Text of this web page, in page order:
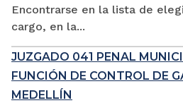
Encontrarse en la lista de
cargo, en la...
JUZGADO 041 PENAL
FUNCIÓN DE CONTROL DE
MEDELLÍN